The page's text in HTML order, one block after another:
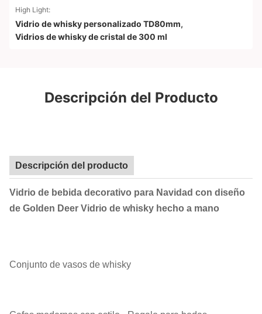
High Light:
Vidrio de whisky personalizado TD80mm,
Vidrios de whisky de cristal de 300 ml
Descripción del Producto
Descripción del producto
Vidrio de bebida decorativo para Navidad con diseño
de Golden Deer Vidrio de whisky hecho a mano
Conjunto de vasos de whisky